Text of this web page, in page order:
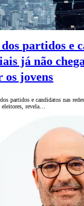
dos partidos e
já não
jovens
partidos e candidatos nas
eleitores, revela…